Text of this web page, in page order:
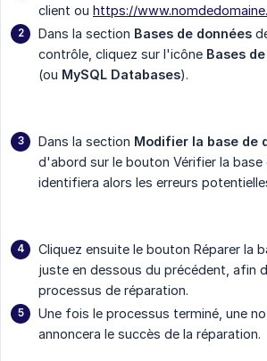
client ou https://
Dans la section Bases de données
contrôle, cliquez sur l'icône Bases
(ou MySQL Databases).
Dans la section Modifier la base de
d'abord sur le bouton Vérifier la base
identifiera alors les erreurs
Cliquez ensuite le bouton Réparer la
juste en dessous du précédent, afin
processus de réparation.
Une fois le processus terminé, une
annoncera le succès de la réparation.